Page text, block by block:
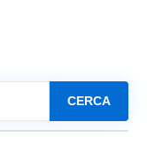
CERCA